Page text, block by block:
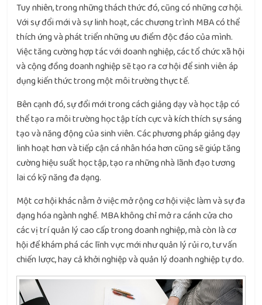
Tuy nhiên, trong những thách thức đó, cũng có những cơ hội.
Với sự đổi mới và sự linh hoạt, các chương trình MBA có thể
thích ứng và phát triển những ưu điểm độc đáo của mình.
Việc tăng cường hợp tác với doanh nghiệp, các tổ chức xã hội
và cộng đồng doanh nghiệp sẽ tạo ra cơ hội để sinh viên áp
dụng kiến thức trong một môi trường thực tế.
Bên cạnh đó, sự đổi mới trong cách giảng dạy và học tập có
thể tạo ra môi trường học tập tích cực và kích thích sự sáng
tạo và năng động của sinh viên. Các phương pháp giảng dạy
linh hoạt hơn và tiếp cận cá nhân hóa hơn cũng sẽ giúp tăng
cường hiệu suất học tập, tạo ra những nhà lãnh đạo tương
lai có kỹ năng đa dạng.
Một cơ hội khác nằm ở việc mở rộng cơ hội việc làm và sự đa
dạng hóa ngành nghề. MBA không chỉ mở ra cánh cửa cho
các vị trí quản lý cao cấp trong doanh nghiệp, mà còn là cơ
hội để khám phá các lĩnh vực mới như quản lý rủi ro, tư vấn
chiến lược, hay cả khởi nghiệp và quản lý doanh nghiệp tự do.